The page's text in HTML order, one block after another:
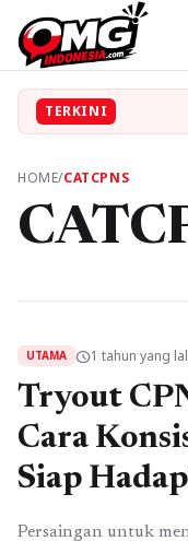
TERKINI
HOME/CATCPNS
UTAMA schedule1 tahun yang
Tryout
Cara
Siap
Persaingan untuk